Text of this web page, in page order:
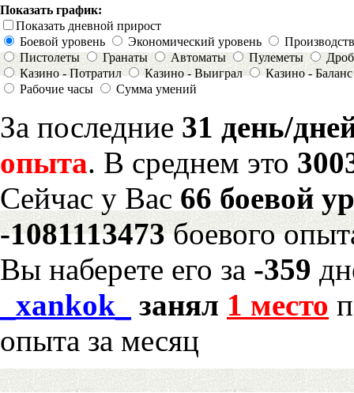
Показать график:
Показать дневной прирост
Боевой уровень
Экономический уровень
Пистолеты
Гранаты Автоматы Пулеметы
Казино - Потратил
Казино - Выиграл
Казино - Баланс
Рабочие часы
Сумма умений
За последние 31 день/
опыта. В среднем это
Сейчас у Вас 66 боевой
-1081113473боевого
Вы наберете его за -359
_xankok_
занял 1 место
опыта за месяц